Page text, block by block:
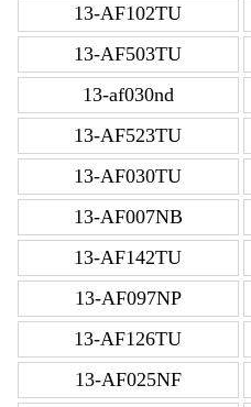
13-AF102TU
13-AF503TU
13-af030nd
13-AF523TU
13-AF030TU
13-AF007NB
13-AF142TU
13-AF097NP
13-AF126TU
13-AF025NF